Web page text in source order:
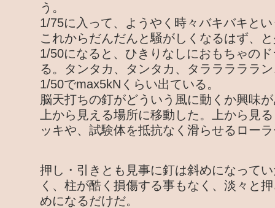
う。
1/75に入って、ようやく時々バキバキと
これからだんだんと騒がしくなるはず、
1/50になると、ひきりなしにおもちゃの
る。タンタカ、タンタカ、タラララララ
1/50でmax5kNくらい出ている。
脳天打ちの釘がどういう風に動くか興味
上から見える場所に移動した。上から見
ッキや、試験体を抵抗なく滑らせるロー
押し・引きとも見事に釘は斜めになって
く、柱が酷く損傷する事もなく、淡々と
めになるだけだ。